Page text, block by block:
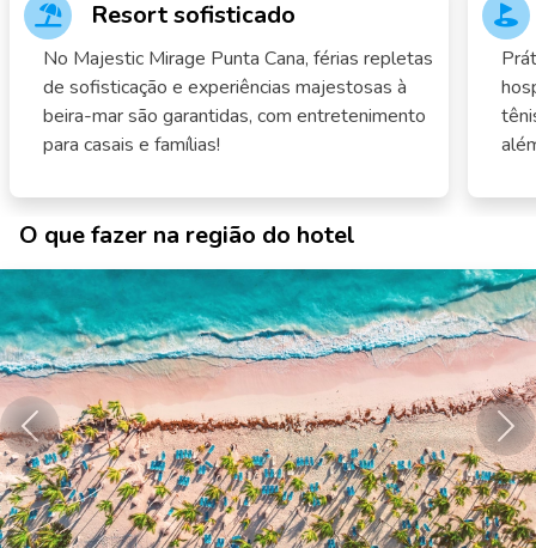
Resort sofisticado
No Majestic Mirage Punta Cana, férias repletas
de sofisticação e experiências majestosas à
beira-mar são garantidas, com entretenimento
para casais e famílias!
O que fazer na região do hotel
Anterior